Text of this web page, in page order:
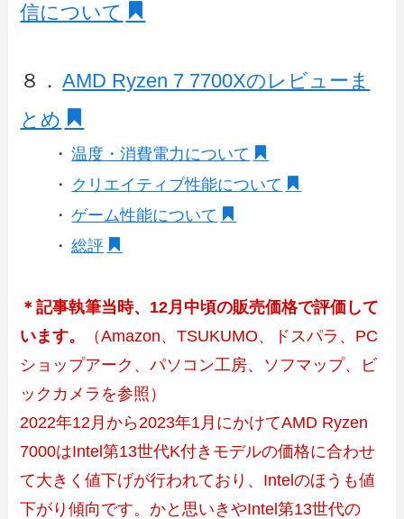
信について
８． AMD Ryzen 7 7700Xのレビューま
とめ
・ 温度・消費電力について
・ クリエイティブ性能について
・ ゲーム性能について
・ 総評
＊記事執筆当時、12月中頃の販売価格で評価して
います。
（Amazon、TSUKUMO、ドスパラ、PC
ショップアーク、パソコン工房、ソフマップ、ビ
ックカメラを参照）
2022年12月から2023年1月にかけてAMD Ryzen
7000はIntel第13世代K付きモデルの価格に合わせ
て大きく値下げが行われており、Intelのほうも値
下がり傾向です。かと思いきやIntel第13世代の